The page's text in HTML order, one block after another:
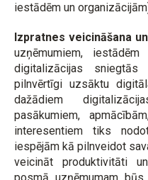
iestādēm un
Izpratnes veicināšana
uzņēmumiem,
digitalizācijas
pilnvērtīgi uzsāktu
dažādiem
pasākumiem,
interesentiem tiks
iespējām kā pilnveidot
veicināt produktivitāti